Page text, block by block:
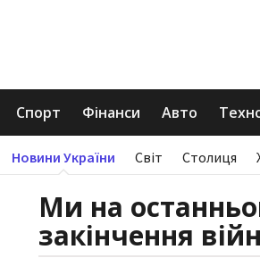
Спорт Фінанси Авто
Новини України Світ Столиця
Ми на
закінчення